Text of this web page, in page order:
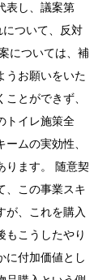
表し、議案第
ついて、反対
については、補
うお願いをいた
とができず、
トイレ施策全
ムの実効性、
ります。 随意契
、この事業スキ
が、これを購入
もこうしたやり
に付加価値とし